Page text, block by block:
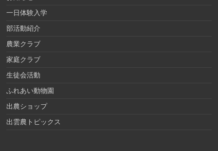
一日体験入学
部活動紹介
農業クラブ
家庭クラブ
生徒会活動
ふれあい動物園
出農ショップ
出雲農トピックス